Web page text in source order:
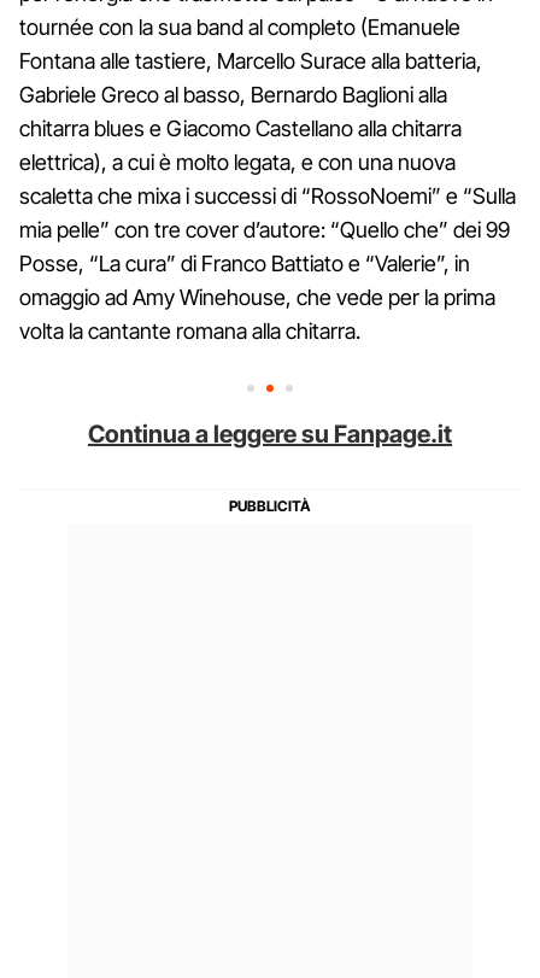
tournée con la sua band al completo (Emanuele
Fontana alle tastiere, Marcello Surace alla batteria,
Gabriele Greco al basso, Bernardo Baglioni alla
chitarra blues e Giacomo Castellano alla chitarra
elettrica), a cui è molto legata, e con una nuova
scaletta che mixa i successi di “RossoNoemi” e “Sulla
mia pelle” con tre cover d’autore: “Quello che” dei 99
Posse, “La cura” di Franco Battiato e “Valerie”, in
omaggio ad Amy Winehouse, che vede per la prima
volta la cantante romana alla chitarra.
Continua a leggere su Fanpage.it